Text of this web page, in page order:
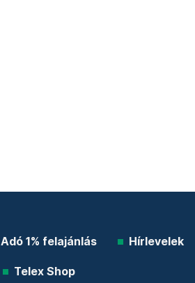
Adó 1% felajánlás Hírlevelek
Telex Shop